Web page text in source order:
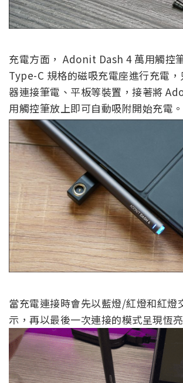
充電方面， Adonit Dash 4 萬用觸控
Type-C 規格的磁吸充電座進行充電
器連接筆電、平板等裝置，接著將
用觸控筆放上即可自動吸附開始充電。
當充電連接時會先以藍燈/紅燈和紅燈
示，再以最後一次連接的模式呈現恆